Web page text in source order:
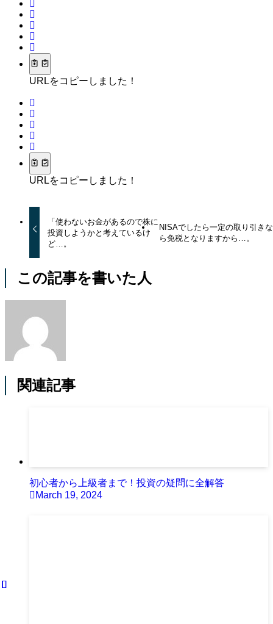
URLをコピーしました！
URLをコピーしました！
「使わないお金があるので株に
投資しようかと考えているけ
ど…。
NISAでしたら一定の取り引きな
ら免税となりますから…。
この記事を書いた人
関連記事
初心者から上級者まで！投資の疑問に全解答
March 19, 2024